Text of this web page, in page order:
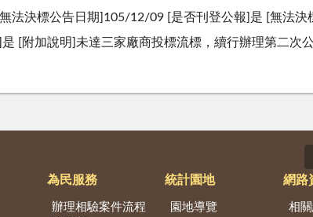
法決標公告日期]105/12/09 [是否刊登公報]是 [無法決
[附加說明]未達三家廠商投標流標，續行辦理第二次
為民服務
辦理相驗案件流程
統計園地
園地導覽
網路
相